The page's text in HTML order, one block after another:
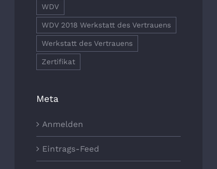
WDV
WDV 2018 Werkstatt des Vertrauens
Werkstatt des Vertrauens
Zertifikat
Meta
Anmelden
Eintrags-Feed